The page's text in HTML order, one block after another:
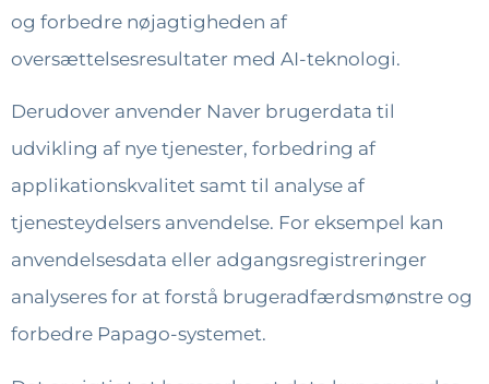
og forbedre nøjagtigheden af
oversættelsesresultater med AI-teknologi.
Derudover anvender Naver brugerdata til
udvikling af nye tjenester, forbedring af
applikationskvalitet samt til analyse af
tjenesteydelsers anvendelse. For eksempel kan
anvendelsesdata eller adgangsregistreringer
analyseres for at forstå brugeradfærdsmønstre og
forbedre Papago-systemet.